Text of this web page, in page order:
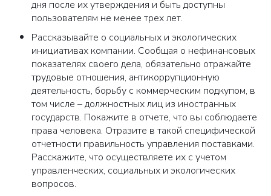
дня после их утверждения и быть доступны
пользователям не менее трех лет.
Рассказывайте о социальных и экологических
инициативах компании. Сообщая о нефинансовых
показателях своего дела, обязательно отражайте
трудовые отношения, антикоррупционную
деятельность, борьбу с коммерческим подкупом, в
том числе – должностных лиц из иностранных
государств. Покажите в отчете, что вы соблюдаете
права человека. Отразите в такой специфической
отчетности правильность управления поставками.
Расскажите, что осуществляете их с учетом
управленческих, социальных и экологических
вопросов.